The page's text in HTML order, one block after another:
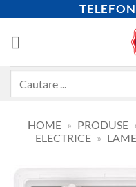
content
HOME » PRODUSE
ELECTRICE » LAME